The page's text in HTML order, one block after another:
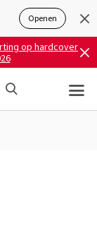
Openen
op hardcover